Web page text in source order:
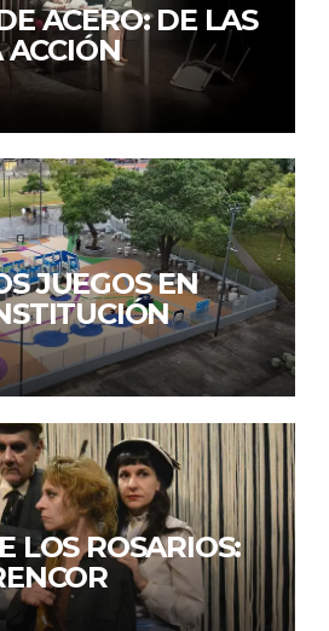
ACERO: DE LAS
ACCIÓN
JUEGOS EN
LOS ROSARIOS: